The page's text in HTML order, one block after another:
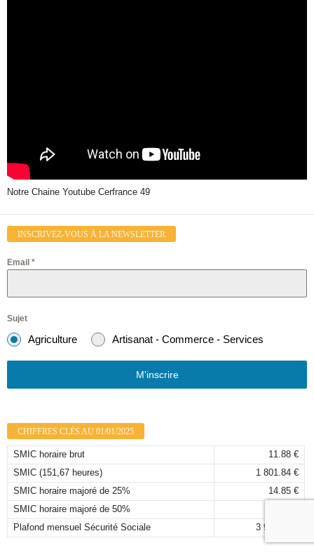
Notre Chaine Youtube Cerfrance 49
INSCRIVEZ-VOUS À LA NEWSLETTER
Email *
Sujet
Agriculture Artisanat - Commerce - Services
M'inscrire
CHIFFRES CLÉS AU 01/01/2025
SMIC horaire brut
11.88 €
SMIC (151,67 heures)
1 801.84 €
SMIC horaire majoré de 25%
14.85 €
SMIC horaire majoré de 50%
Plafond mensuel Sécurité Sociale
3 925,00 €